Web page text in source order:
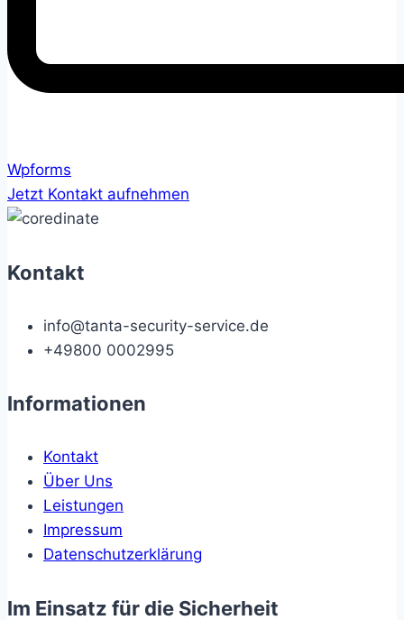
Wpforms
Jetzt Kontakt aufnehmen
Kontakt
info@tanta-security-service.de
+49800 0002995
Informationen
Kontakt
Über Uns
Leistungen
Impressum
Datenschutzerklärung
Im Einsatz für die Sicherheit